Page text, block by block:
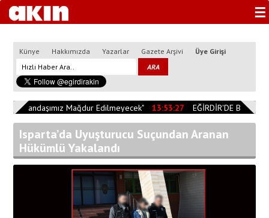
☰
Künye Hakkımızda Yazarlar Gazete Arşivi Üye Girişi
"Vatandaşımız Mağdur Edilmeyecek" 13:53:27 EĞİRDİR'DE
Isparta’da Uyuşturucu Suçundan Aranan
Hükümlü Yakalandı